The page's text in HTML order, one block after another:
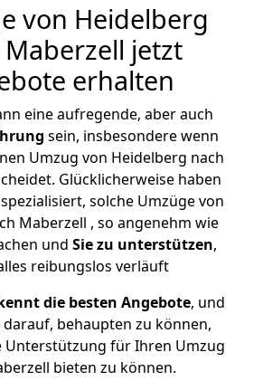
von Heidelberg
jetzt
erhalten
eine aufregende, aber auch
sein, insbesondere wenn
Umzug von Heidelberg nach
Glücklicherweise haben
solche Umzüge von
Maberzell , so angenehm wie
und Sie zu unterstützen,
reibungslos verläuft
die besten Angebote, und
behaupten zu können,
Unterstützung für Ihren Umzug
bieten zu können.